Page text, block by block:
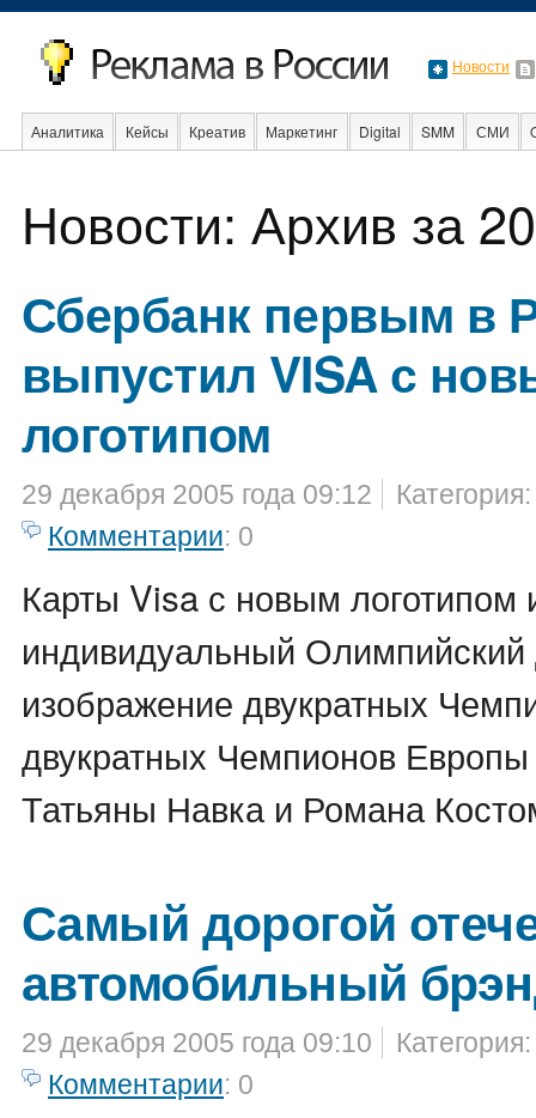
Новости
Аналитика Кейсы Креатив Маркетинг Digital SMM СМИ
Новости: Архив за
Сбербанк первым в
выпустил VISA с
логотипом
29 декабря 2005 года 09:12
Комментарии: 0
Карты Visa с новым логотипом
индивидуальный Олимпийский
изображение двукратных
двукратных Чемпионов
Татьяны Навка и Романа
Самый дорогой
автомобильный
29 декабря 2005 года 09:10
Комментарии: 0